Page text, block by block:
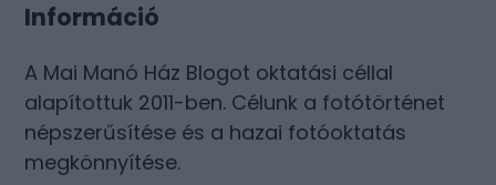
Információ
A Mai Manó Ház Blogot oktatási céllal
alapítottuk 2011-ben. Célunk a fotótörténet
népszerűsítése és a hazai fotóoktatás
megkönnyítése.